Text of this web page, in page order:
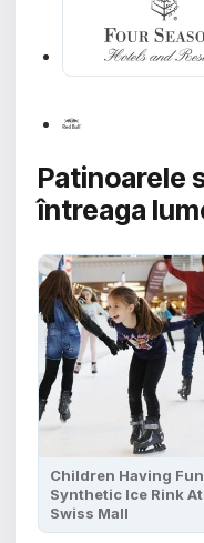
Patinoarele
întreaga
Children Having
Synthetic Ice Rink At
Swiss Mall